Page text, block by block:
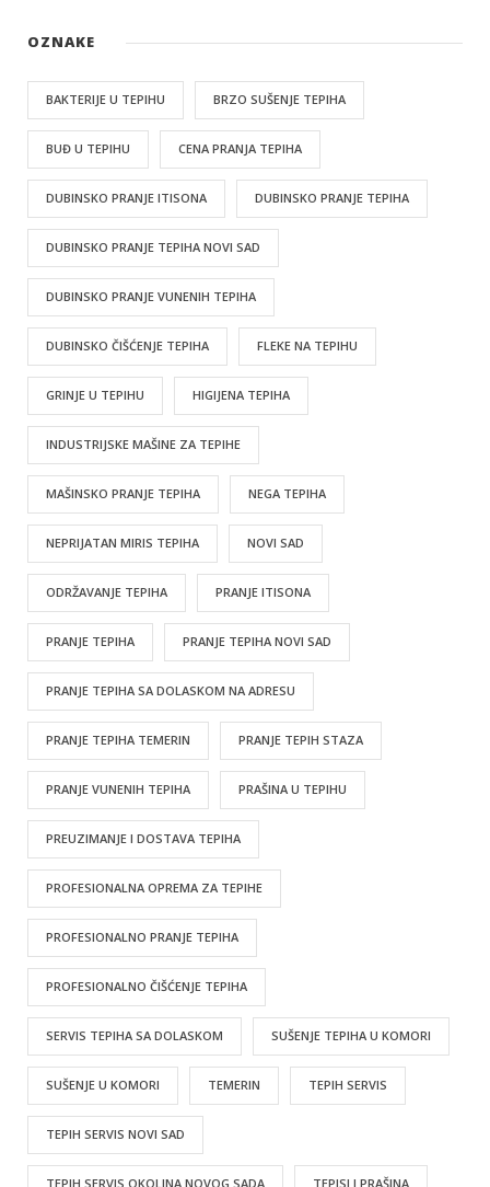
OZNAKE
BAKTERIJE U TEPIHU BRZO SUŠENJE TEPIHA
BUĐ U TEPIHU CENA PRANJA TEPIHA
DUBINSKO PRANJE ITISONA DUBINSKO PRANJE TEPIHA
DUBINSKO PRANJE TEPIHA NOVI SAD
DUBINSKO PRANJE VUNENIH TEPIHA
DUBINSKO ČIŠĆENJE TEPIHA FLEKE NA TEPIHU
GRINJE U TEPIHU HIGIJENA TEPIHA
INDUSTRIJSKE MAŠINE ZA TEPIHE
MAŠINSKO PRANJE TEPIHA NEGA TEPIHA
NEPRIJATAN MIRIS TEPIHA NOVI SAD
ODRŽAVANJE TEPIHA PRANJE ITISONA
PRANJE TEPIHA PRANJE TEPIHA NOVI SAD
PRANJE TEPIHA SA DOLASKOM NA ADRESU
PRANJE TEPIHA TEMERIN PRANJE TEPIH STAZA
PRANJE VUNENIH TEPIHA PRAŠINA U TEPIHU
PREUZIMANJE I DOSTAVA TEPIHA
PROFESIONALNA OPREMA ZA TEPIHE
PROFESIONALNO PRANJE TEPIHA
PROFESIONALNO ČIŠĆENJE TEPIHA
SERVIS TEPIHA SA DOLASKOM SUŠENJE TEPIHA U KOMORI
SUŠENJE U KOMORI TEMERIN TEPIH SERVIS
TEPIH SERVIS NOVI SAD
TEPIH SERVIS OKOLINA NOVOG SADA TEPISI I PRAŠINA